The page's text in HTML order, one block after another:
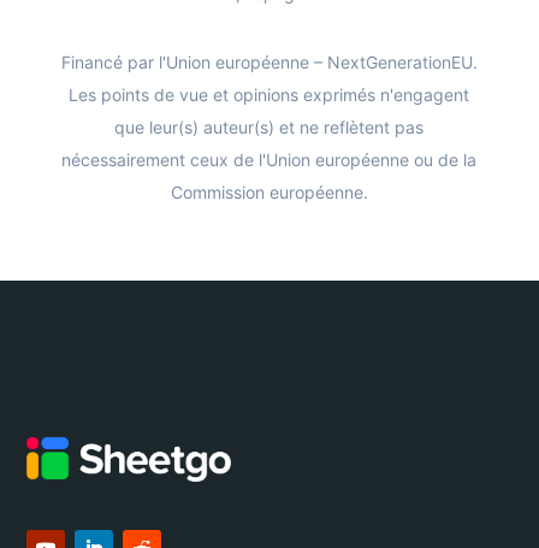
Financé par l'Union européenne – NextGenerationEU.
Les points de vue et opinions exprimés n'engagent
que leur(s) auteur(s) et ne reflètent pas
nécessairement ceux de l'Union européenne ou de la
Commission européenne.